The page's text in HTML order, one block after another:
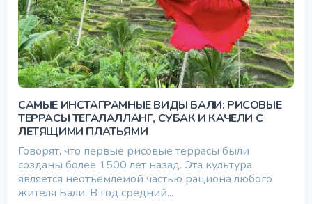
САМЫЕ ИНСТАГРАМНЫЕ ВИДЫ БАЛИ: РИСОВЫЕ
ТЕРРАСЫ ТЕГАЛАЛЛАНГ, СУБАК И КАЧЕЛИ С
ЛЕТЯЩИМИ ПЛАТЬЯМИ
Говорят, что первые рисовые террасы были
созданы более 1500 лет назад. Эта культура
является неотъемлемой частью рациона любого
жителя Бали. В год средний...